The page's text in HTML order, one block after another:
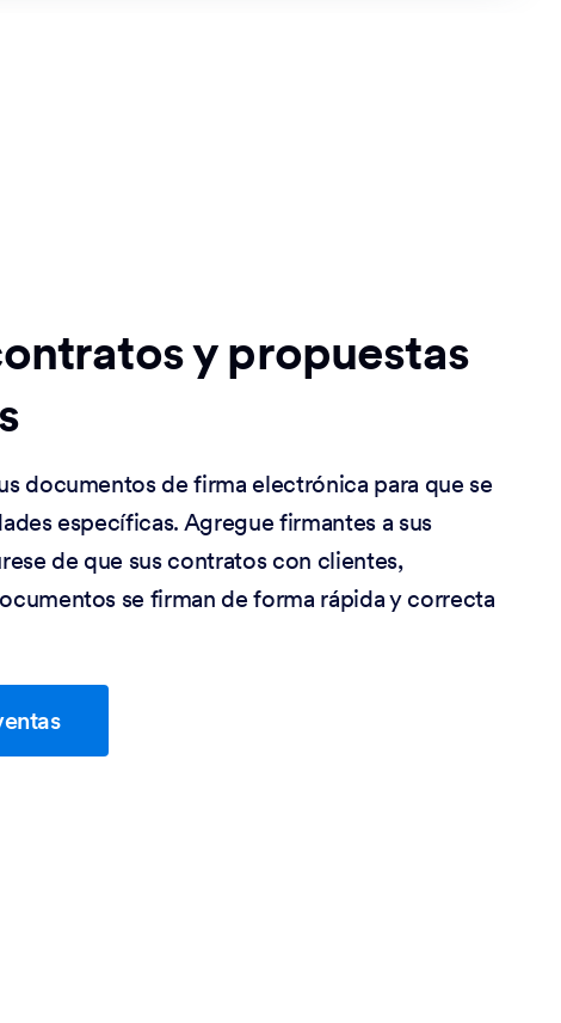
y propuestas
documentos de firma electrónica para que se
específicas. Agregue firmantes a sus
de que sus contratos con clientes,
se firman de forma rápida y correcta